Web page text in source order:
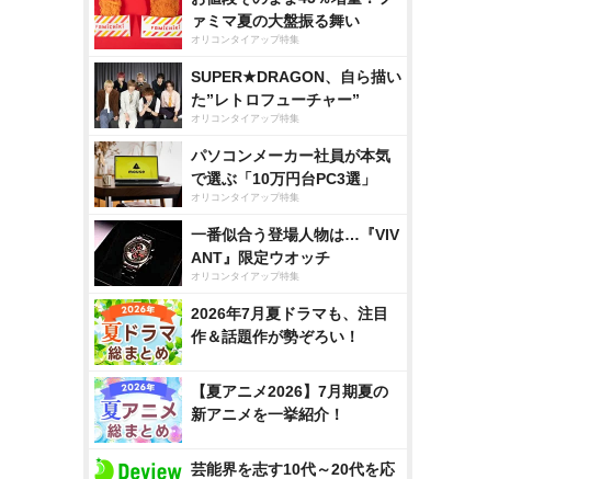
ァミマ夏の大盤振る舞い
オリコンタイアップ特集
SUPER★DRAGON、自ら描い
た”レトロフューチャー”
オリコンタイアップ特集
パソコンメーカー社員が本気
で選ぶ「10万円台PC3選」
オリコンタイアップ特集
一番似合う登場人物は…『VIV
ANT』限定ウオッチ
オリコンタイアップ特集
2026年7月夏ドラマも、注目
作＆話題作が勢ぞろい！
【夏アニメ2026】7月期夏の
新アニメを一挙紹介！
芸能界を志す10代～20代を応